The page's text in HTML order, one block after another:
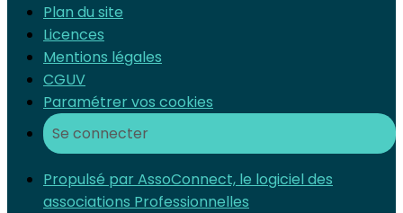
Plan du site
Licences
Mentions légales
CGUV
Paramétrer vos cookies
Se connecter
Propulsé par AssoConnect, le logiciel des
associations Professionnelles